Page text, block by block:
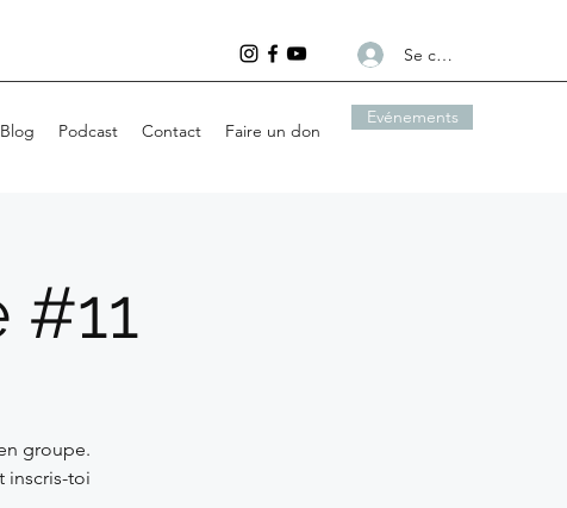
Se connecter
Blog Podcast Contact Faire un don
Evénements
groupe.
inscris-toi